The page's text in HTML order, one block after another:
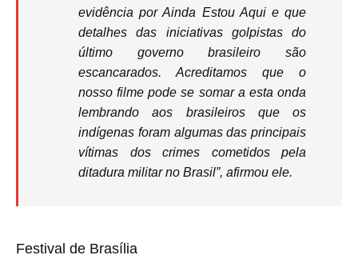
evidência por Ainda Estou Aqui e que
detalhes das iniciativas golpistas do
último governo brasileiro são
escancarados. Acreditamos que o
nosso filme pode se somar a esta onda
lembrando aos brasileiros que os
indígenas foram algumas das principais
vítimas dos crimes cometidos pela
ditadura militar no Brasil”, afirmou ele.
Festival de Brasília